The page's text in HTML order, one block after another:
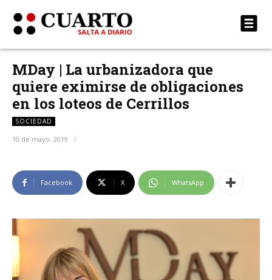
MDay | La urbanizadora que
quiere eximirse de obligaciones
en los loteos de Cerrillos
SOCIEDAD
10 de mayo, 2019
Facebook X WhatsApp